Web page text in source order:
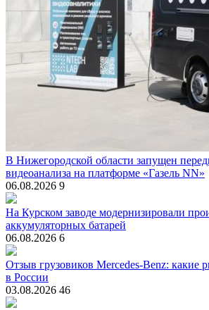
В Нижегородской области запущен
видеоанализа на платформе «Газель NN»
06.08.2026 9
На Курском заводе модернизировали
аккумуляторных батарей
06.08.2026 6
Отзыв грузовиков Mercedes-Benz: какие
в России
03.08.2026 46